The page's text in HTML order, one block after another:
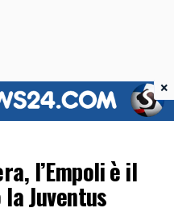
l’Empoli è il
Juventus
×